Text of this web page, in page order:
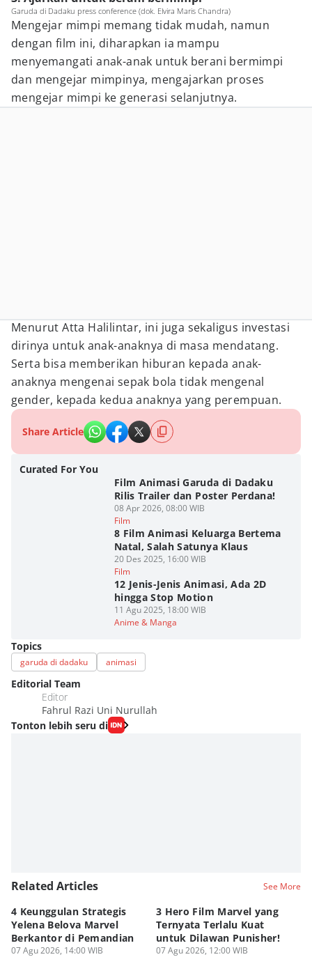
Garuda di Dadaku press conference (dok. Elvira Maris Chandra)
Mengejar mimpi memang tidak mudah, namun
dengan film ini, diharapkan ia mampu
menyemangati anak-anak untuk berani bermimpi
dan mengejar mimpinya, mengajarkan proses
mengejar mimpi ke generasi selanjutnya.
Menurut Atta Halilintar, ini juga sekaligus investasi
dirinya untuk anak-anaknya di masa mendatang.
Serta bisa memberikan hiburan kepada anak-
anaknya mengenai sepak bola tidak mengenal
gender, kepada kedua anaknya yang perempuan.
Share Article
Curated For You
Film Animasi Garuda di Dadaku
Rilis Trailer dan Poster Perdana!
08 Apr 2026, 08:00 WIB
Film
8 Film Animasi Keluarga Bertema
Natal, Salah Satunya Klaus
20 Des 2025, 16:00 WIB
Film
12 Jenis-Jenis Animasi, Ada 2D
hingga Stop Motion
11 Agu 2025, 18:00 WIB
Anime & Manga
Topics
garuda di dadaku animasi
Editorial Team
Editor
Fahrul Razi Uni Nurullah
Tonton lebih seru di
Related Articles See More
4 Keunggulan Strategis
Yelena Belova Marvel
Berkantor di Pemandian
07 Agu 2026, 14:00 WIB
3 Hero Film Marvel yang
Ternyata Terlalu Kuat
untuk Dilawan Punisher!
07 Agu 2026, 12:00 WIB